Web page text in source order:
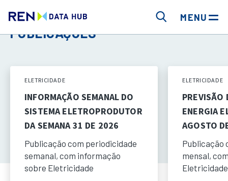
MENU
PUBLICAÇÕES
ELETRICIDADE
INFORMAÇÃO SEMANAL DO
SISTEMA ELETROPRODUTOR
DA SEMANA 31 DE 2026
Publicação com periodicidade
semanal, com informação
sobre Eletricidade
ELETRICIDADE
PREVISÃO
ENERGIA
AGOSTO
Publicação
mensal,
Eletricidade